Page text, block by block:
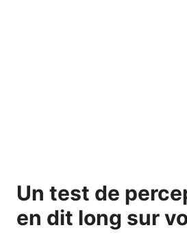
Un test de
en dit long sur